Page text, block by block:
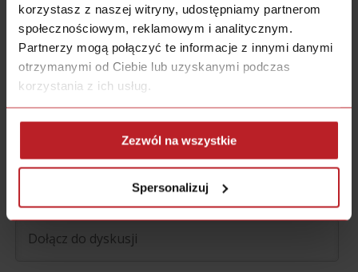
korzystasz z naszej witryny, udostępniamy partnerom
społecznościowym, reklamowym i analitycznym.
Partnerzy mogą połączyć te informacje z innymi danymi
otrzymanymi od Ciebie lub uzyskanymi podczas
korzystania z ich usług.
Zezwól na wszystkie
Spersonalizuj
4.1/5 - (14 głosów)